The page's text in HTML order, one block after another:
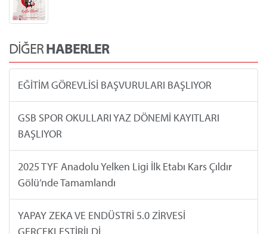
DİĞERHABERLER
EĞİTİM GÖREVLİSİ BAŞVURULARI BAŞLIYOR
GSB SPOR OKULLARI YAZ DÖNEMİ KAYITLARI
BAŞLIYOR
2025 TYF Anadolu Yelken Ligi İlk Etabı Kars Çıldır
Gölü’nde Tamamlandı
YAPAY ZEKA VE ENDÜSTRİ 5.0 ZİRVESİ